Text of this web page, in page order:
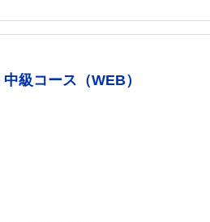
級コース（WEB）